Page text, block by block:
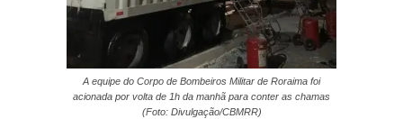
A equipe do Corpo de Bombeiros Militar de Roraima foi
acionada por volta de 1h da manhã para conter as chamas
(Foto: Divulgação/CBMRR)